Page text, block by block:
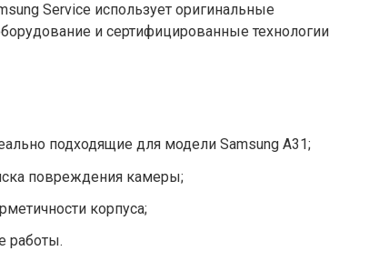
Service использует оригинальные
и сертифицированные технологии
подходящие для модели Samsung A31;
повреждения камеры;
корпуса;
работы.